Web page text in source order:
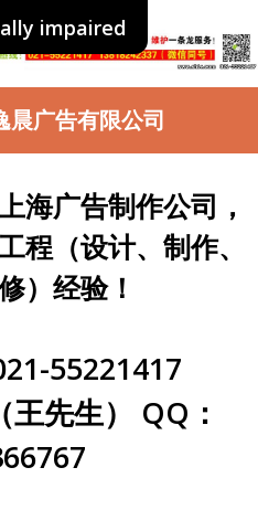
impaired
晨广告有限公司
海广告制作公司，
程（设计、制作、
）经验！
55221417
先生） QQ：